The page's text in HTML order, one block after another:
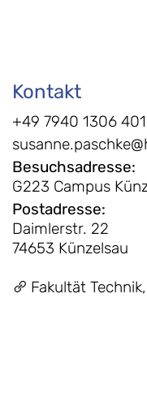
Kontakt
+49 7940 1306 401
Besuchsadresse:
G223 Campus
Postadresse:
Daimlerstr. 22
74653 Künzelsau
Fakultät